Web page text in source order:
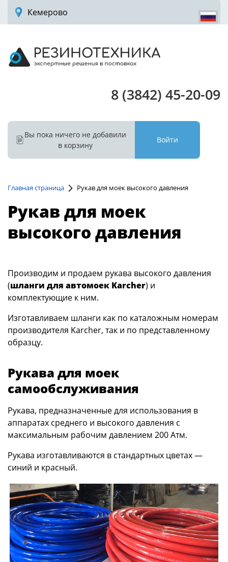
Кемерово
8 (3842) 45-20-09
Вы пока ничего не добавили
в корзину
Войти
Главная страница Рукав для моек высокого давления
Рукав для моек
высокого давления
Производим и продаем рукава высокого давления
(шланги для автомоек Karcher) и
комплектующие к ним.
Изготавливаем шланги как по каталожным номерам
производителя Karcher, так и по представленному
образцу.
Рукава для моек
самообслуживания
Рукава, предназначенные для использования в
аппаратах среднего и высокого давления с
максимальным рабочим давлением 200 Атм.
Рукава изготавливаются в стандартных цветах —
синий и красный.